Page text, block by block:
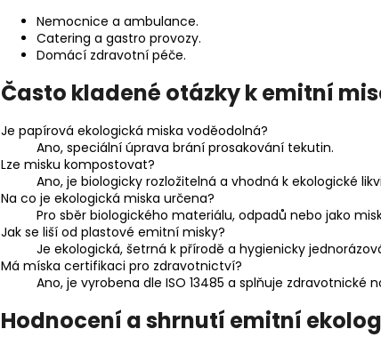
Nemocnice a ambulance.
Catering a gastro provozy.
Domácí zdravotní péče.
Často kladené otázky k emitní
Je papírová ekologická miska voděodolná?
Ano, speciální úprava brání prosakování tekutin.
Lze misku kompostovat?
Ano, je biologicky rozložitelná a vhodná k ekologické
Na co je ekologická miska určena?
Pro sběr biologického materiálu, odpadů nebo jako
Jak se liší od plastové emitní misky?
Je ekologická, šetrná k přírodě a hygienicky
Má míska certifikaci pro zdravotnictví?
Ano, je vyrobena dle ISO 13485 a splňuje zdravotnické
Hodnocení a shrnutí emitní